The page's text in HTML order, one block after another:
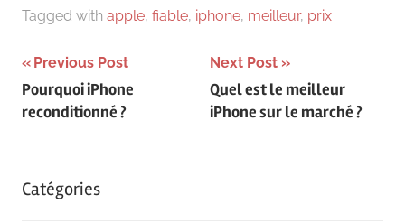
Tagged with apple, fiable, iphone, meilleur, prix
Navigation
de
Previous Post
Pourquoi iPhone
reconditionné ?
Next Post
Quel est le meilleur
iPhone sur le marché ?
Catégories